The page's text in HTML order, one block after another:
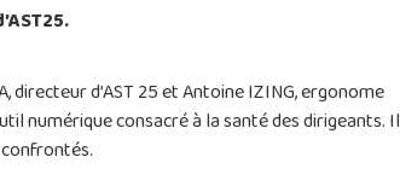
directeur d’AST 25 et Antoine IZING, ergonome
numérique consacré à la santé des dirigeants. Il